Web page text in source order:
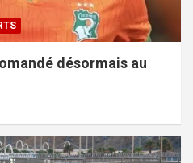
désormais au